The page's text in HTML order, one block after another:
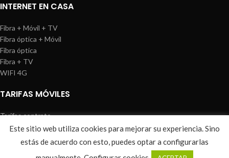
INTERNET EN CASA
Fibra + Móvil + TV
Fibra óptica + Móvil
Fibra óptica
Fibra + TV
WIFI 4G
TARIFAS MÓVILES
Tarifas contrato
Tarifas prepago
WIREDOSAFE Aviso Legal Política de Cookies |Sitemap
Este sitio web utiliza cookies para mejorar su experiencia. Sino
estás de acuerdo con esto, puedes optar a configurarlas